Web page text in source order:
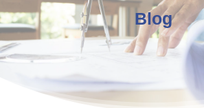
Blog